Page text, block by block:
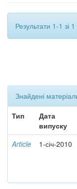
Результати 1-1 зі
Знайдені
Тип
Дата
випуску
Article 1-січ-2010